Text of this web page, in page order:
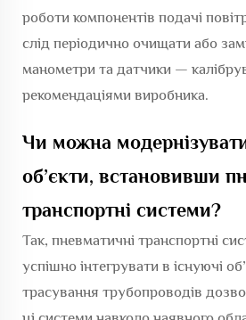
роботи компонентів подачі
слід періодично очищати або
манометри та датчики —
рекомендаціями виробника.
Чи можна
об’єкти, встановивши
транспортні системи?
Так, пневматичні транспортні
успішно інтегрувати в існуючі
трасування трубопроводів